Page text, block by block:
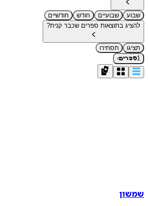
שבוע שבועיים חודש
חודשיים
להציג בתוצאות ספרים שכבר קנית?
תציגו
תסתירו
1ספרים›
שמשון